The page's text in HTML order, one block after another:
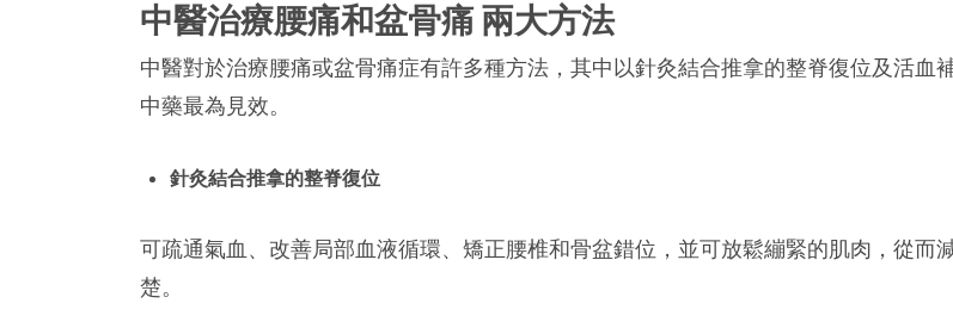
中醫治療腰痛和盆骨痛 兩大方法
中醫對於治療腰痛或盆骨痛症有許多種方法，其中以針灸結合推拿的整脊復位及活血
中藥最為見效。
針灸結合推拿的整脊復位
可疏通氣血、改善局部血液循環、矯正腰椎和骨盆錯位，並可放鬆繃緊的肌肉，從而
楚。